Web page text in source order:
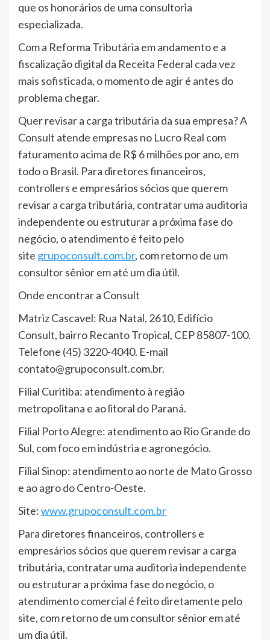
que os honorários de uma consultoria
especializada.
Com a Reforma Tributária em andamento e a
fiscalização digital da Receita Federal cada vez
mais sofisticada, o momento de agir é antes do
problema chegar.
Quer revisar a carga tributária da sua empresa? A
Consult atende empresas no Lucro Real com
faturamento acima de R$ 6 milhões por ano, em
todo o Brasil. Para diretores financeiros,
controllers e empresários sócios que querem
revisar a carga tributária, contratar uma auditoria
independente ou estruturar a próxima fase do
negócio, o atendimento é feito pelo
site grupoconsult.com.br, com retorno de um
consultor sênior em até um dia útil.
Onde encontrar a Consult
Matriz Cascavel: Rua Natal, 2610, Edifício
Consult, bairro Recanto Tropical, CEP 85807-100.
Telefone (45) 3220-4040. E-mail
contato@grupoconsult.com.br.
Filial Curitiba: atendimento à região
metropolitana e ao litoral do Paraná.
Filial Porto Alegre: atendimento ao Rio Grande do
Sul, com foco em indústria e agronegócio.
Filial Sinop: atendimento ao norte de Mato Grosso
e ao agro do Centro-Oeste.
Site:www.grupoconsult.com.br
Para diretores financeiros, controllers e
empresários sócios que querem revisar a carga
tributária, contratar uma auditoria independente
ou estruturar a próxima fase do negócio, o
atendimento comercial é feito diretamente pelo
site, com retorno de um consultor sênior em até
um dia útil.